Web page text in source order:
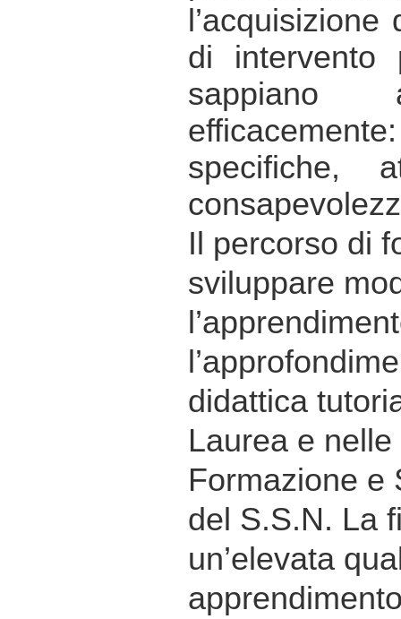
di intervento
sappiano
specifiche,
Il percorso di
sviluppare
didattica
Laurea e
Formazione e
del S.S.N. La
un’elevata